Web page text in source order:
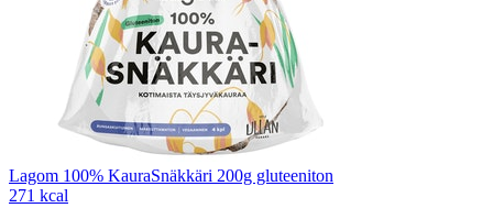
Lagom 100% KauraSnäkkäri 200g gluteeniton
271 kcal